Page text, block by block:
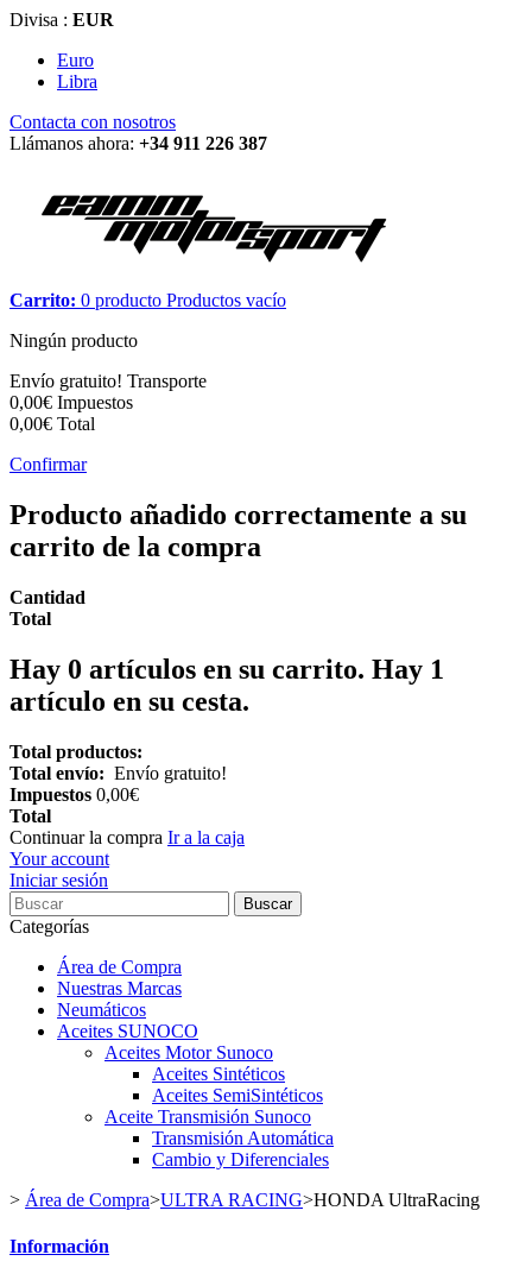
Divisa : EUR
Euro
Libra
Contacta con nosotros
Llámanos ahora: +34 911 226 387
Carrito: 0 producto Productos vacío
Ningún producto
Envío gratuito! Transporte
0,00€ Impuestos
0,00€ Total
Confirmar
Producto añadido correctamente a su
carrito de la compra
Cantidad
Total
Hay 0 artículos en su carrito. Hay 1
artículo en su cesta.
Total productos:
Total envío: Envío gratuito!
Impuestos 0,00€
Total
Continuar la compra Ir a la caja
Your account
Iniciar sesión
Buscar
Categorías
Área de Compra
Nuestras Marcas
Neumáticos
Aceites SUNOCO
Aceites Motor Sunoco
Aceites Sintéticos
Aceites SemiSintéticos
Aceite Transmisión Sunoco
Transmisión Automática
Cambio y Diferenciales
> Área de Compra>ULTRA RACING>HONDA UltraRacing
Información